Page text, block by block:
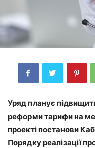
Уряд планує
реформи тарифи на
проекті постанови
Порядку реалізації